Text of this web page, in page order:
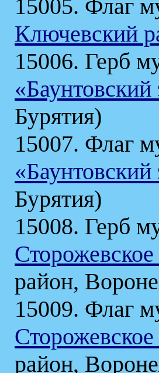
15005. Флаг
Ключевский
15006. Герб
Бурятия)
15007. Флаг
Бурятия)
15008. Герб
район,
15009. Флаг
район,